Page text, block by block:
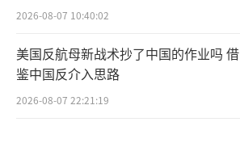
2026-08-07 10:40:02
美国反航母新战术抄了中国的作业吗 借
鉴中国反介入思路
2026-08-07 22:21:19